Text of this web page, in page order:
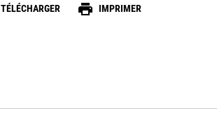
TÉLÉCHARGER print IMPRIMER